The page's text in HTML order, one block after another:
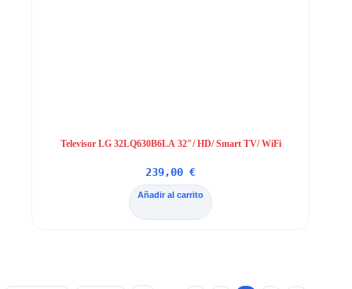
Televisor LG 32LQ630B6LA 32″/ HD/ Smart TV/ WiFi
239,00€
Añadir al carrito